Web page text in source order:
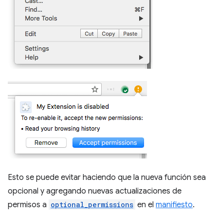
Esto se puede evitar haciendo que la nueva función sea
opcional y agregando nuevas actualizaciones de
permisos a optional_permissions en el manifiesto.